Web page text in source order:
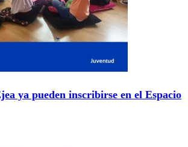
ya pueden inscribirse en el Espacio